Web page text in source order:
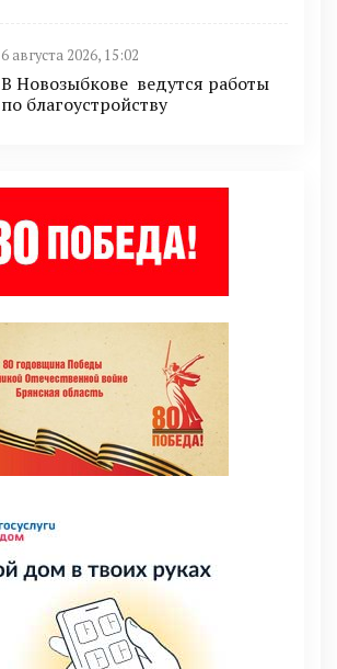
6 августа 2026, 15:02
В Новозыбкове ведутся работы
по благоустройству